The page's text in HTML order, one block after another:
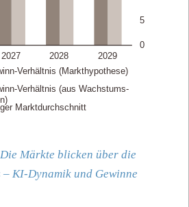
Die Märkte blicken über die
KI-Dynamik und Gewinne